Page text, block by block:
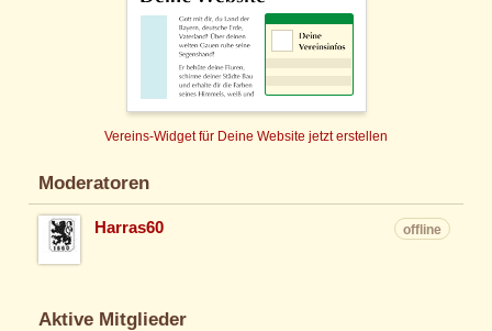
Vereins-Widget für Deine Website jetzt erstellen
Moderatoren
Harras60 offline
Aktive Mitglieder